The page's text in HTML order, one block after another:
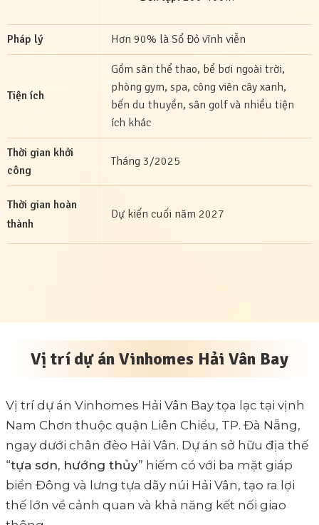
Pháp lý Hơn 90% là Sổ Đỏ vĩnh viễn
Tiện ích
Gồm sân thể thao, bể bơi ngoài trời,
phòng gym, spa, công viên cây xanh,
bến du thuyền, sân golf và nhiều tiện
ích khác
Thời gian khởi
công
Tháng 3/2025
Thời gian hoàn
thành
Dự kiến cuối năm 2027
Vị trí dự án Vinhomes Hải Vân Bay
Vị trí dự án Vinhomes Hải Vân Bay tọa lạc tại vịnh
Nam Chơn thuộc quận Liên Chiểu, TP. Đà Nẵng,
ngay dưới chân đèo Hải Vân. Dự án sở hữu địa thế
“tựa sơn, hướng thủy” hiếm có với ba mặt giáp
biển Đông và lưng tựa dãy núi Hải Vân, tạo ra lợi
thế lớn về cảnh quan và khả năng kết nối giao